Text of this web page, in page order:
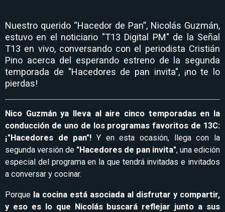
Nuestro querido “Hacedor de Pan”, Nicolás Guzmán,
estuvo en el noticiario "T13 Digital PM" de la Señal
T13 en vivo, conversando con el periodista Cristián
Pino acerca del esperando estreno de la segunda
temporada de "Hacedores de pan invita", ¡no te lo
pierdas!
Nico Guzmán ya lleva al aire cinco temporadas en la
conducción de uno de los programas favoritos de 13C:
¡"Hacedores de pan"! Y en esta ocasión, llega con la
segunda versión de "Hacedores de pan invita", una edición
especial del programa en la que tendrá invitadas e invitados
a conversar y cocinar.
Porque la cocina está asociada al disfrutar y compartir,
y eso es lo que Nicolás buscará reflejar junto a sus